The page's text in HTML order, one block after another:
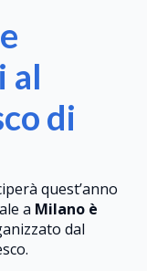
al
di
quest’anno
a Milano è
dal